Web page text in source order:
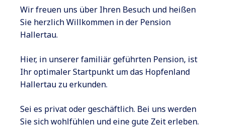
Wir freuen uns über Ihren Besuch und heißen
Sie herzlich Willkommen in der Pension
Hallertau.
Hier, in unserer familiär geführten Pension, ist
Ihr optimaler Startpunkt um das Hopfenland
Hallertau zu erkunden.
Sei es privat oder geschäftlich. Bei uns werden
Sie sich wohlfühlen und eine gute Zeit erleben.